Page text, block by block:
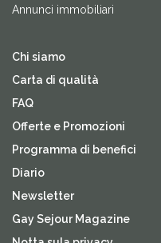
Annunci immobiliari
Chi siamo
Carta di qualità
FAQ
Offerte e Promozioni
Programma di benefici
Diario
Newsletter
Gay Sejour Magazine